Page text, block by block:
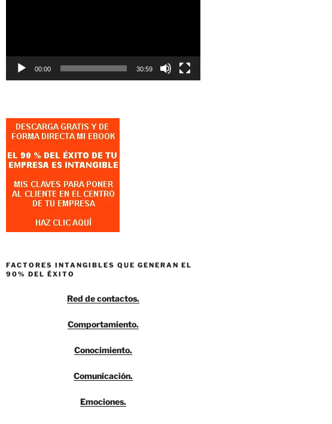
00:00 30:59
FACTORES INTANGIBLES QUE GENERAN EL
90% DEL ÉXITO
Red de contactos.
Comportamiento.
Conocimiento.
Comunicación.
Emociones.